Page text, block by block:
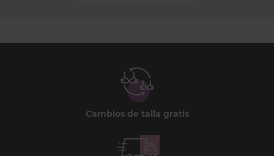
Cambios de talla gratis